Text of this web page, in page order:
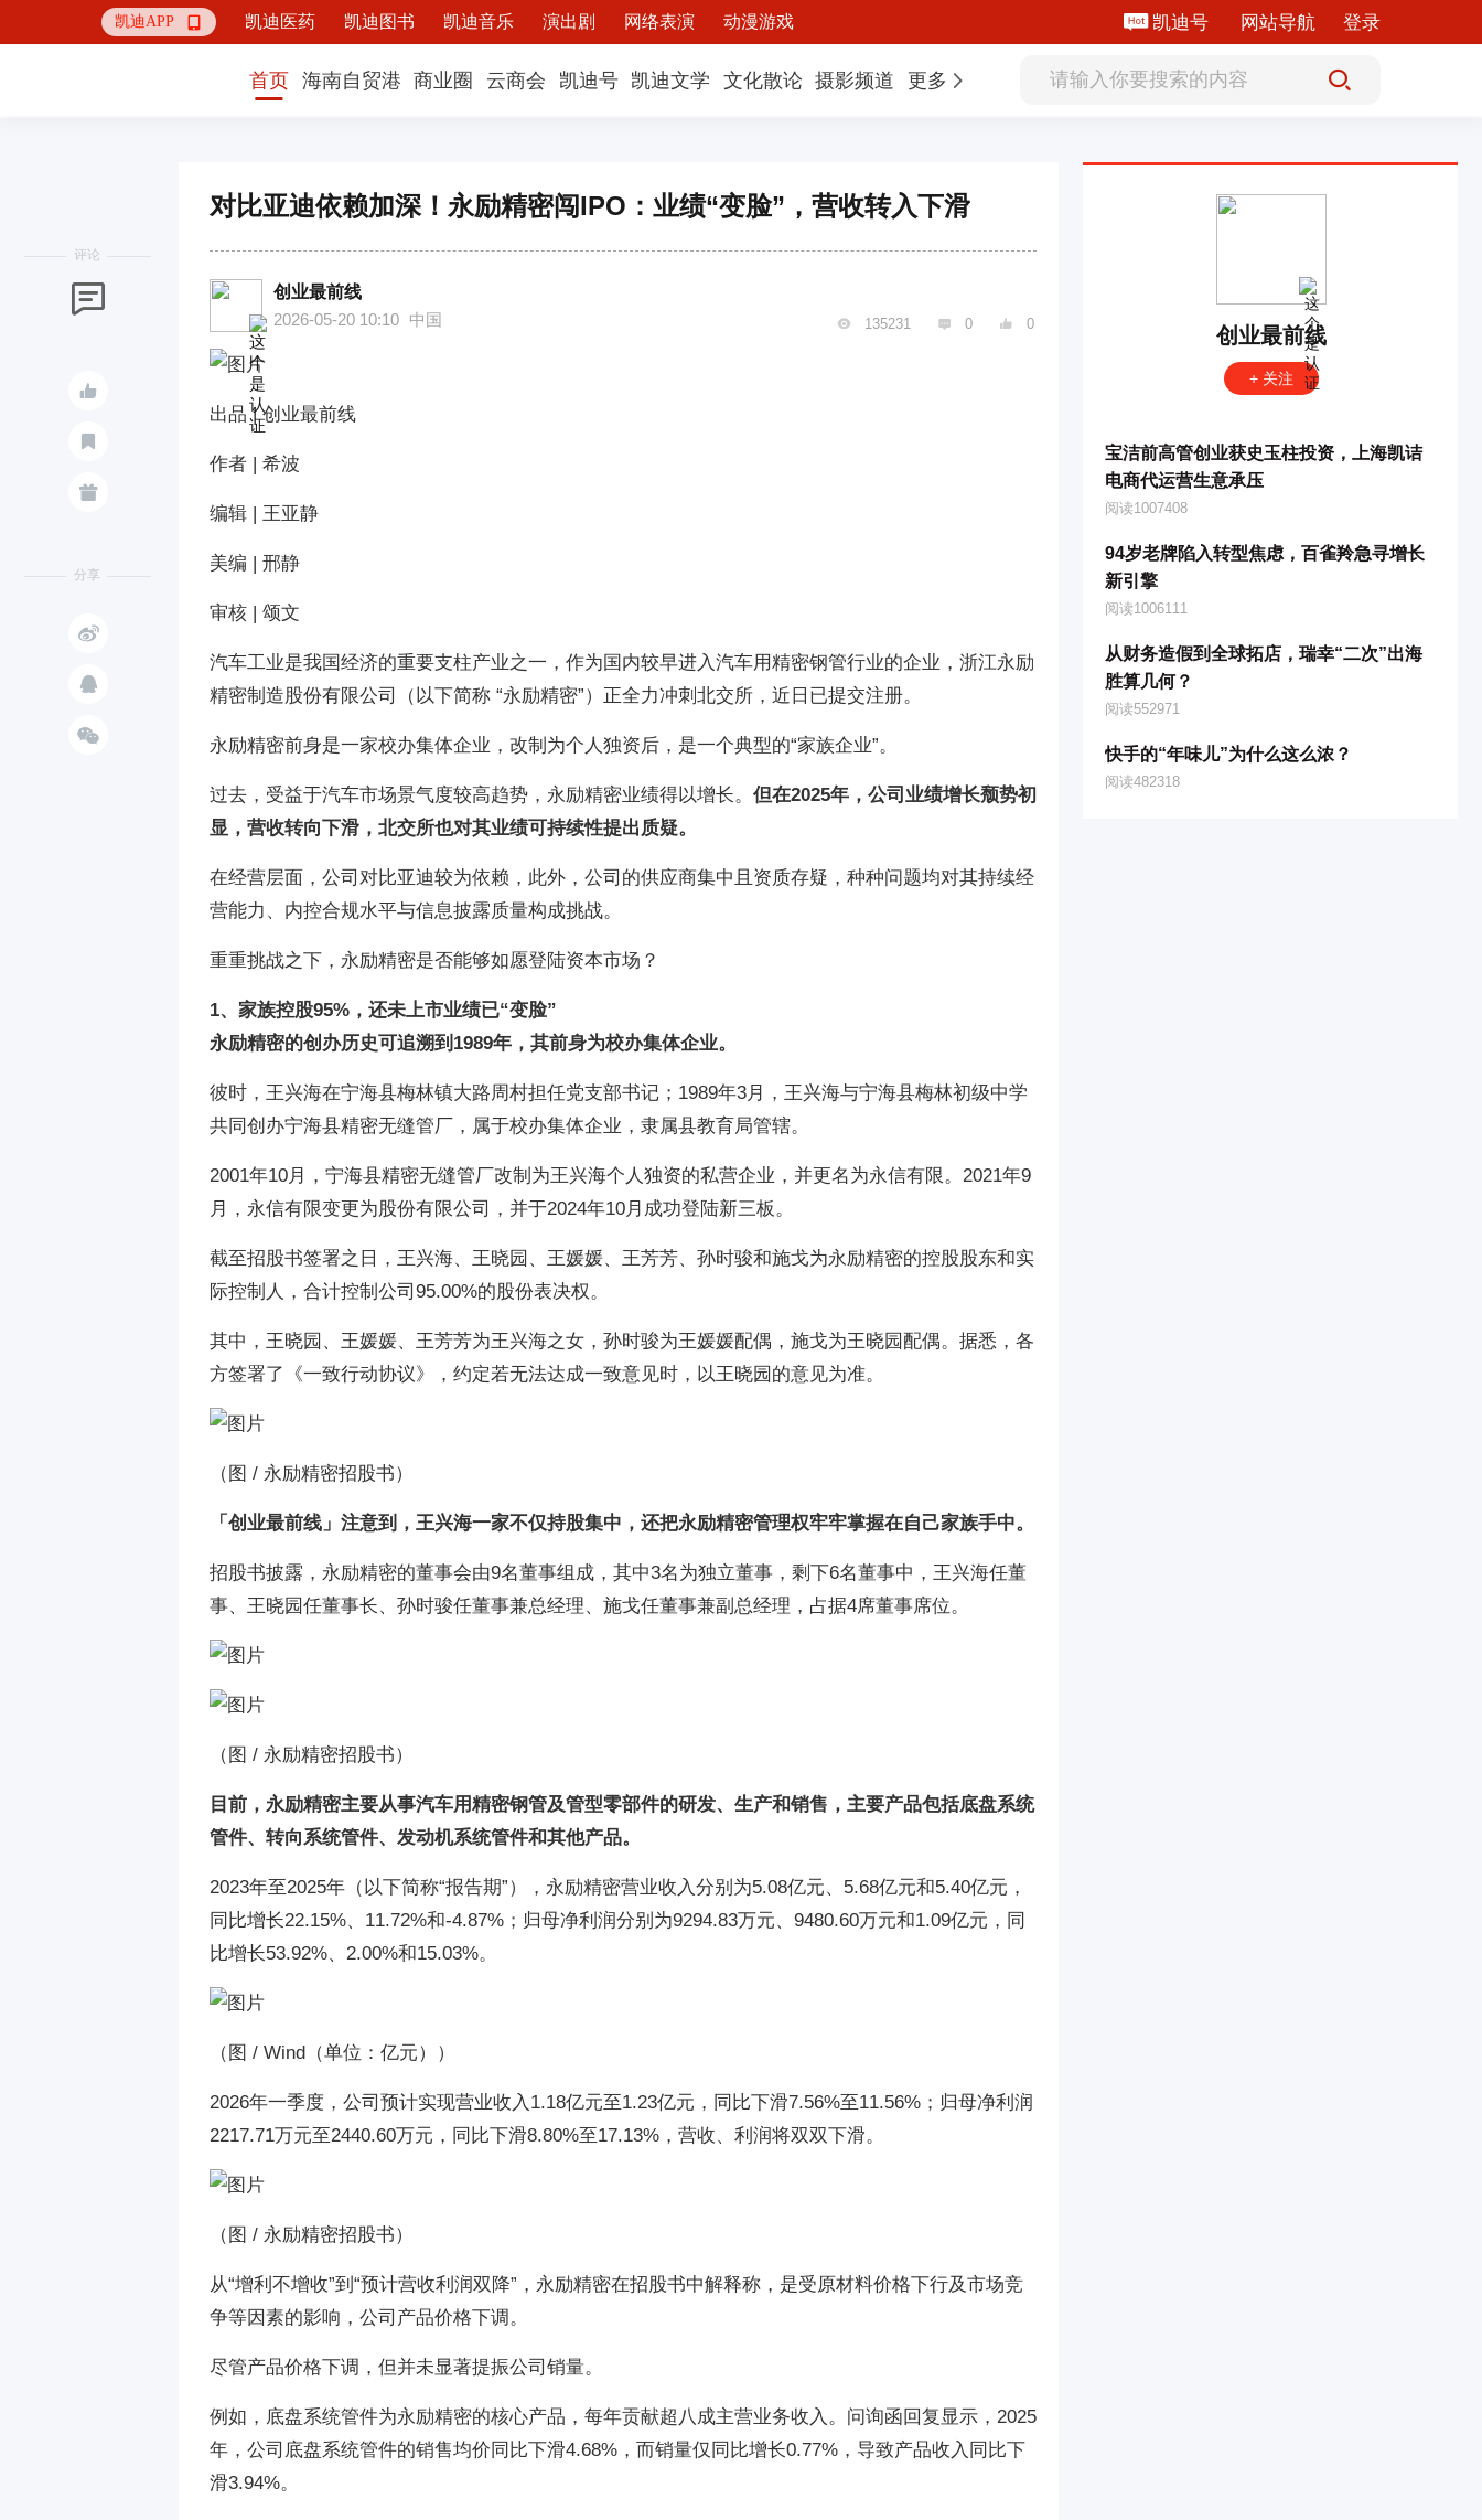
凯迪APP  凯迪医药 凯迪图书 凯迪音乐 演出剧 网络表演 动漫游戏 凯迪号 网站导航 登录
首页 海南自贸港 商业圈 云商会 凯迪号 凯迪文学 文化散论 摄影频道 更多
评论



分享



对比亚迪依赖加深！永励精密闯IPO：业绩“变脸”，营收转入下滑
创业最前线
2026-05-20 10:10 中国  135231  0  0
出品 | 创业最前线
作者 | 希波
编辑 | 王亚静
美编 | 邢静
审核 | 颂文
汽车工业是我国经济的重要支柱产业之一， 作为国内较早进入汽车用精密钢管行业的企业，浙江永励
精密制造股份有限公司（以下简称 “永励精密”）正全力冲刺北交所，近日已提交注册。
永励精密前身是一家校办集体企业，改制为个人独资后，是一个典型的“家族企业”。
过去，受益于汽车市场景气度较高趋势，永励精密业绩得以增长。 但在2025年，公司业绩增长颓势初
显，营收转向下滑，北交所也对其业绩可持续性提出质疑。
在经营层面，公司对比亚迪较为依赖，此外，公司的供应商集中且资质存疑，种种问题均对其持续经
营能力、内控合规水平与信息披露质量构成挑战。
重重挑战之下，永励精密是否能够如愿登陆资本市场？
1、家族控股95%，还未上市业绩已“变脸”
永励精密的创办历史可追溯到1989年，其前身为校办集体企业。
彼时，王兴海在宁海县梅林镇大路周村担任党支部书记；1989年3月，王兴海与宁海县梅林初级中学
共同创办宁海县精密无缝管厂，属于校办集体企业，隶属县教育局管辖。
2001年10月，宁海县精密无缝管厂改制为王兴海个人独资的私营企业，并更名为永信有限。2021年9
月，永信有限变更为股份有限公司，并于2024年10月成功登陆新三板。
截至招股书签署之日，王兴海、王晓园、王媛媛、王芳芳、孙时骏和施戈为永励精密的控股股东和实
际控制人，合计控制公司95.00%的股份表决权。
其中，王晓园、王媛媛、王芳芳为王兴海之女，孙时骏为王媛媛配偶，施戈为王晓园配偶。据悉，各
方签署了《一致行动协议》，约定若无法达成一致意见时，以王晓园的意见为准。
（ 图 / 永励精密招股书）
「创业最前线」注意到，王兴海一家不仅持股集中，还把永励精密管理权牢牢掌握在自己家族手中。
招股书披露，永励精密的董事会由9名董事组成，其中3名为独立董事，剩下6名董事中，王兴海任董
事、王晓园任董事长、孙时骏任董事兼总经理、施戈任董事兼副总经理，占据4席董事席位。
（ 图 / 永励精密招股书）
目前，永励精密主要从事汽车用精密钢管及管型零部件的研发、生产和销售，主要产品包括底盘系统
管件、转向系统管件、发动机系统管件和其他产品。
2023年至2025年 （以下简称“报告期”）
，永励精密营业收入分别为5.08亿元、5.68亿元和5.40亿元，
同比增长22.15%、11.72%和-4.87%；归母净利润分别为9294.83万元、9480.60万元和1.09亿元，同
比增长53.92%、2.00%和15.03%。
（ 图 / Wind（单位：亿元） ）
2026年一季度，公司预计实现营业收入1.18亿元至1.23亿元，同比下滑7.56%至11.56%；归母净利润
2217.71万元至2440.60万元，同比下滑8.80%至17.13%，营收、利润将双双下滑。
（ 图 / 永励精密招股书）
从“增利不增收”到“预计营收利润双降”，永励精密在招股书中解释称，是受原材料价格下行及市场竞
争等因素的影响，公司产品价格下调。
尽管产品价格下调，但并未显著提振公司销量。
例如，底盘系统管件为永励精密的核心产品，每年贡献超八成主营业务收入。问询函回复显示，2025
年，公司底盘系统管件的销售均价同比下滑4.68%，而销量仅同比增长0.77%，导致产品收入同比下
滑3.94%。
创业最前线
+ 关注
宝洁前高管创业获史玉柱投资，上海凯诘
电商代运营生意承压
阅读1007408
94岁老牌陷入转型焦虑，百雀羚急寻增长
新引擎
阅读1006111
从财务造假到全球拓店，瑞幸“二次”出海
胜算几何？
阅读552971
快手的“年味儿”为什么这么浓？
阅读482318